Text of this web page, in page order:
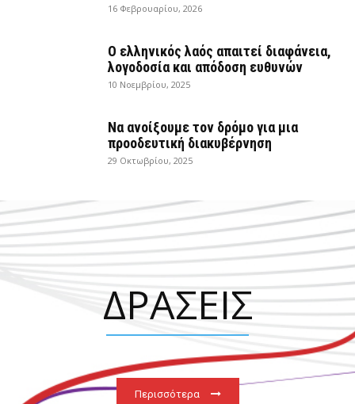
16 Φεβρουαρίου, 2026
Ο ελληνικός λαός απαιτεί διαφάνεια,
λογοδοσία και απόδοση ευθυνών
10 Νοεμβρίου, 2025
Να ανοίξουμε τον δρόμο για μια
προοδευτική διακυβέρνηση
29 Οκτωβρίου, 2025
ΔΡΑΣΕΙΣ
Περισσότερα